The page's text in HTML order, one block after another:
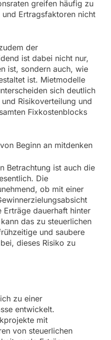
greifen häufig zu
Ertragsfaktoren nicht
der
ist dabei nicht nur,
ist, sondern auch, wie
ist. Mietmodelle
sich deutlich
Risikoverteilung und
Fixkostenblocks
Beginn an mitdenken
Betrachtung ist auch die
Die
ob mit einer
dauerhaft hinter
das zu steuerlichen
und saubere
dieses Risiko zu
zu einer
entwickelt.
mit
von steuerlichen